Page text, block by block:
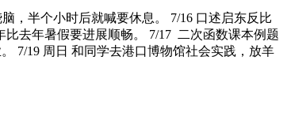
，半个小时后就喊要休息。 7/16 口述启东反比
去年暑假要进展顺畅。 7/17 二次函数课本例题
7/19 周日 和同学去港口博物馆社会实践，放羊